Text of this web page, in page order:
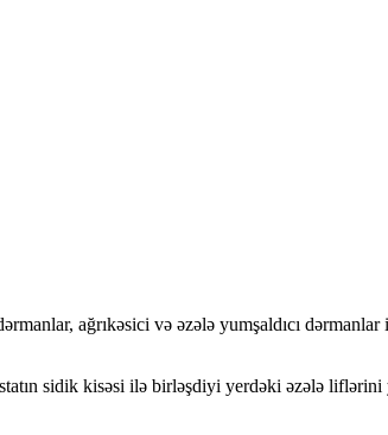
ağrıkəsici və əzələ yumşaldıcı
sidik kisəsi ilə birləşdiyi yerdəki əzələ